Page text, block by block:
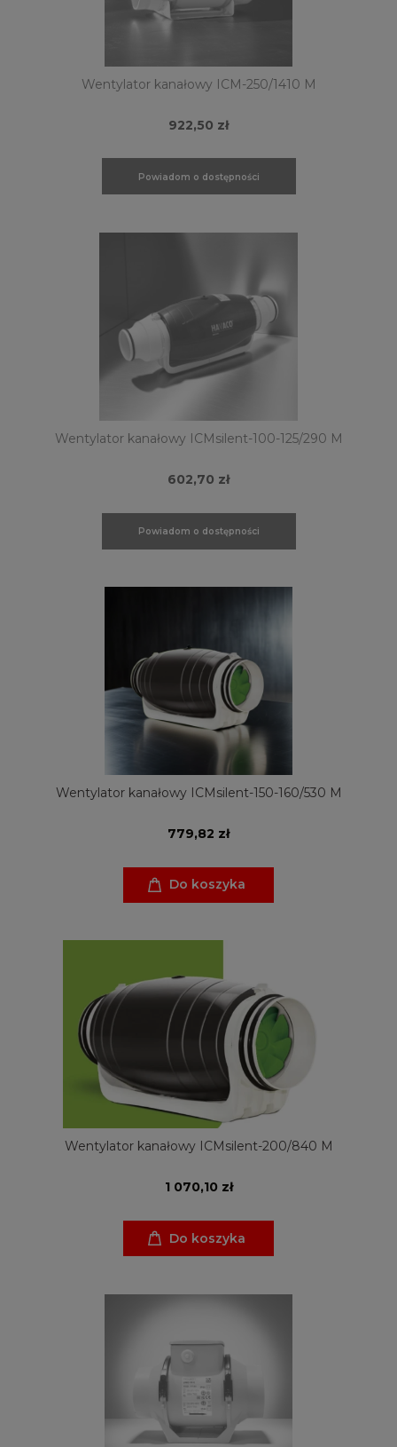
Wentylator kanałowy ICM-250/1410 M
922,50 zł
Powiadom o dostępności
Wentylator kanałowy ICMsilent-100-125/290 M
602,70 zł
Powiadom o dostępności
Wentylator kanałowy ICMsilent-150-160/530 M
779,82 zł
Do koszyka
Wentylator kanałowy ICMsilent-200/840 M
1 070,10 zł
Do koszyka